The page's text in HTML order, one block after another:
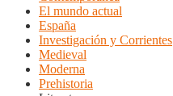
El mundo actual
España
Investigación y Corrientes
Medieval
Moderna
Prehistoria